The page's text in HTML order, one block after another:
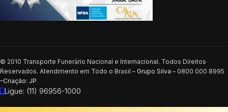
© 2010 Transporte Funerário Nacional e Internacional. Todos Direitos
Reservados. Atendimento em Todo o Brasil – Grupo Silva – 0800 000 8995
–Criação: JP
Ligue: (11) 96956-1000